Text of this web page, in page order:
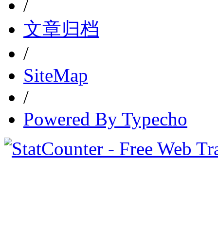
/
文章归档
/
SiteMap
/
Powered By Typecho